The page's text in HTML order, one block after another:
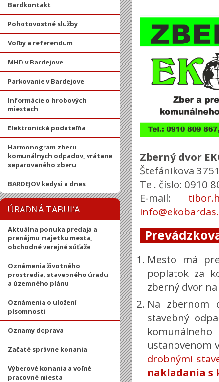
Bardkontakt
Pohotovostné služby
Voľby a referendum
MHD v Bardejove
Parkovanie v Bardejove
Informácie o hrobových
miestach
Elektronická podateľňa
Harmonogram zberu
komunálnych odpadov, vrátane
separovaného zberu
BARDEJOV kedysi a dnes
ÚRADNÁ TABUĽA
Aktuálna ponuka predaja a
prenájmu majetku mesta,
obchodné verejné súťaže
Oznámenia životného
prostredia, stavebného úradu
a územného plánu
Oznámenia o uložení
písomnosti
Oznamy doprava
Začaté správne konania
Výberové konania a voľné
pracovné miesta
Zberný dvor
Štefánikova
Tel. číslo: 0910
E-mail:
Mesto má
poplatok za
zberný dvor
Na zbernom
stavebný
ustanovenom
drobnými
nakladania s